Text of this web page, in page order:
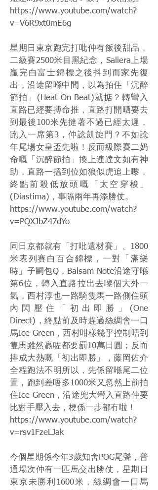
https://www.youtube.com/watch?
v=V6R9xt0mE6g
星期日東京跑完打吡仲有飯後甜品，
二級賽2500米目黑紀念，Saliera上場
贏完白富士錦標之後抖到而家先復
出，沿途留喺中間，以為拍住「沉醉
節拍」(Heat On Beat)就掂？轉彎入
直路已經要搏命推，直路打開晒要去
到最後100米先撻著不過已經太遲，
跑入一席第3，仲諗凱旋門？不如諗
年尾場女皇盃先啦！反而級際賽二奶
命嘅「沉醉節拍」換上連達文如有神
助，直路一搵到位如狼似虎追上嚟，
終點前殺低放頭嘅「太空穿梭」
(Diastima)，事隔兩年再添勝仗。
https://www.youtube.com/watch?
v=PQXJbZ47dYo
同日京都就有「打吡遺材賽」、1800
米表列賽白百合錦標，一對「滿樂
時」子嗣包Q，Balsam Note沿途守喺
第6位，轉入直路拉出去嚟個大外一
氣，西村淳也一路騎隻馬一路側住頭
內閃壓住「初出即勝」(One
Direct)，終點前及時趕過絲綢會一口
馬Ice Green，西村咁樣幾乎控制唔到
隻馬雖然贏咗都要罰10萬日圓；反而
捧成大熱嘅「初出即勝」，藤岡佑介
全程跑法不明所以，先係留喺尾二位
置，跑到差唔多1000米又忽然上前拍
住Ice Green，沿途兜大彎入直路仲要
比對手壓入去，梗係一步都冇啦！
https://www.youtube.com/watch?
v=rsv1FzeLJak
今個星期係今年3歲知舍POG尾聲，普
通場次仲有一匹馬交出勝仗，星期日
東京未勝利1600米，絲綢會一口馬